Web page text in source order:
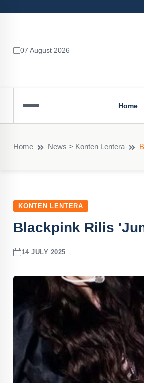
07 August 2026
Home
Home News > Konten Lentera
KONTEN LENTERA
Blackpink Rilis
14 JULY 2025